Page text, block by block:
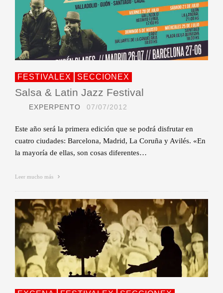
FESTIVALEX SECCIONEX
Salsa & Latin Jazz Festival
EXPERPENTO 07/07/2012
Este año será la primera edición que se podrá disfrutar en
cuatro ciudades: Barcelona, Madrid, La Coruña y Avilés. «En
la mayoría de ellas, son cosas diferentes…
Leer mucho más